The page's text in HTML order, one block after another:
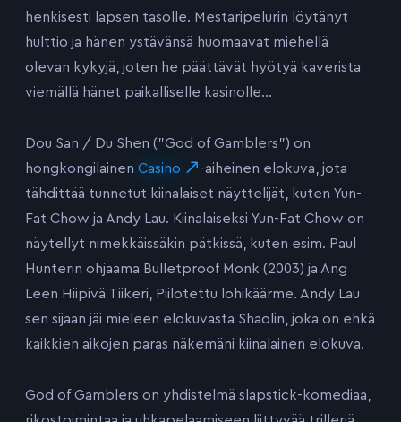
henkisesti lapsen tasolle. Mestaripelurin löytänyt
hulttio ja hänen ystävänsä huomaavat miehellä
olevan kykyjä, joten he päättävät hyötyä kaverista
viemällä hänet paikalliselle kasinolle…
Dou San / Du Shen (”God of Gamblers”) on
hongkongilainen Casino
-aiheinen elokuva, jota
tähdittää tunnetut kiinalaiset näyttelijät, kuten Yun-
Fat Chow ja Andy Lau. Kiinalaiseksi Yun-Fat Chow on
näytellyt nimekkäissäkin pätkissä, kuten esim. Paul
Hunterin ohjaama Bulletproof Monk (2003) ja Ang
Leen Hiipivä Tiikeri, Piilotettu lohikäärme. Andy Lau
sen sijaan jäi mieleen elokuvasta Shaolin, joka on ehkä
kaikkien aikojen paras näkemäni kiinalainen elokuva.
God of Gamblers on yhdistelmä slapstick-komediaa,